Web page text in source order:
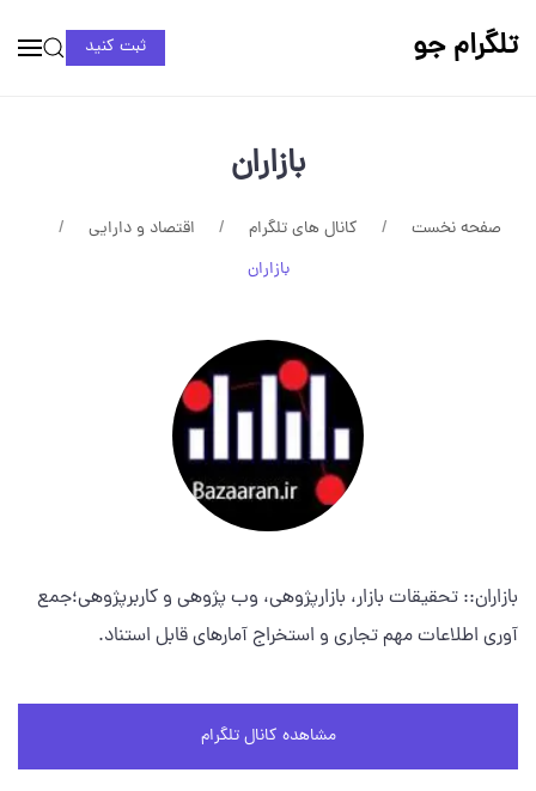
تلگرام جو ثبت کنید
بازاران
صفحه نخست کانال های تلگرام
اقتصاد و دارایی
بازاران
بازاران:: تحقیقات بازار، بازارپژوهی، وب پژوهی و کاربرپژوهی؛جمع
آوری اطلاعات مهم تجاری و استخراج آمارهای قابل استناد.
مشاهده کانال تلگرام